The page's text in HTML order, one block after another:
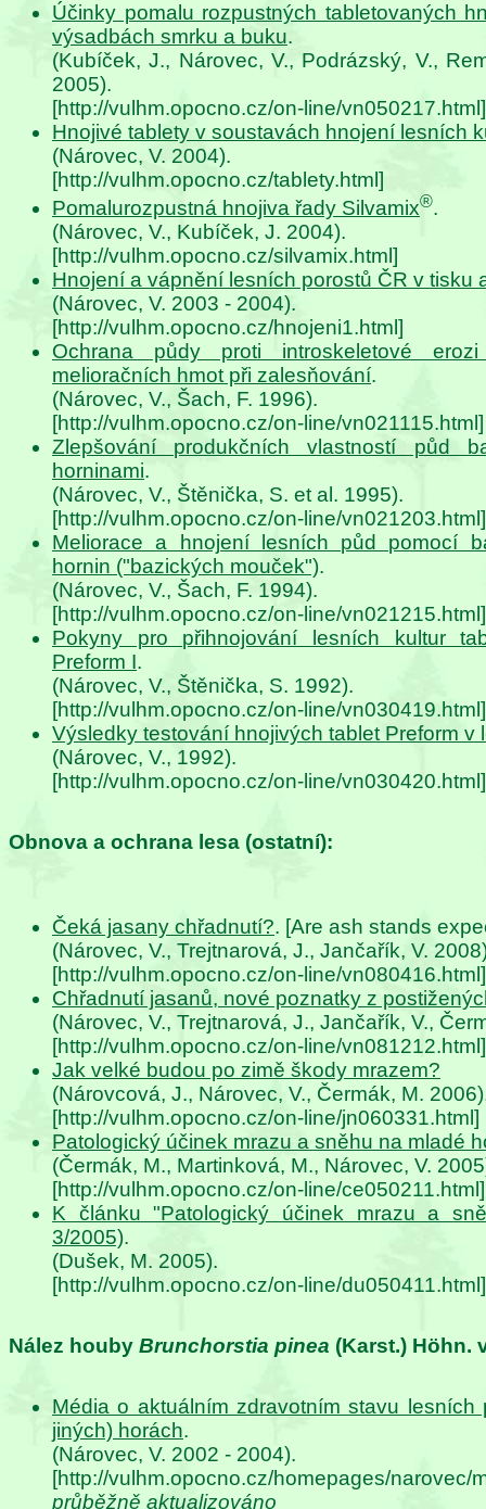
Účinky pomalu rozpustných tabletovaných
výsadbách smrku a buku.
(Kubíček, J., Nárovec, V., Podrázský, V.,
2005).
[http://vulhm.opocno.cz/on-line/vn050217.html]
Hnojivé tablety v soustavách hnojení lesních
(Nárovec, V. 2004).
[http://vulhm.opocno.cz/tablety.html]
Pomalurozpustná hnojiva řady Silvamix®.
(Nárovec, V., Kubíček, J. 2004).
[http://vulhm.opocno.cz/silvamix.html]
Hnojení a vápnění lesních porostů ČR v tisku
(Nárovec, V. 2003 - 2004).
[http://vulhm.opocno.cz/hnojeni1.html]
Ochrana půdy proti introskeletové
melioračních hmot při zalesňování.
(Nárovec, V., Šach, F. 1996).
[http://vulhm.opocno.cz/on-line/vn021115.html]
Zlepšování produkčních vlastností půd
horninami.
(Nárovec, V., Štěnička, S. et al. 1995).
[http://vulhm.opocno.cz/on-line/vn021203.html]
Meliorace a hnojení lesních půd pomocí
hornin ("bazických mouček").
(Nárovec, V., Šach, F. 1994).
[http://vulhm.opocno.cz/on-line/vn021215.html]
Pokyny pro přihnojování lesních kultur
Preform I.
(Nárovec, V., Štěnička, S. 1992).
[http://vulhm.opocno.cz/on-line/vn030419.html]
Výsledky testování hnojivých tablet Preform v
(Nárovec, V., 1992).
[http://vulhm.opocno.cz/on-line/vn030420.html]
Obnova a ochrana lesa (ostatní):
Čeká jasany chřadnutí?. [Are ash stands
(Nárovec, V., Trejtnarová, J., Jančařík, V.
[http://vulhm.opocno.cz/on-line/vn080416.html]
Chřadnutí jasanů, nové poznatky z
(Nárovec, V., Trejtnarová, J., Jančařík, V.,
[http://vulhm.opocno.cz/on-line/vn081212.html]
Jak velké budou po zimě škody mrazem?
(Nárovcová, J., Nárovec, V., Čermák, M.
[http://vulhm.opocno.cz/on-line/jn060331.html]
Patologický účinek mrazu a sněhu na mladé
(Čermák, M., Martinková, M., Nárovec, V.
[http://vulhm.opocno.cz/on-line/ce050211.html]
K článku "Patologický účinek mrazu a
3/2005).
(Dušek, M. 2005).
[http://vulhm.opocno.cz/on-line/du050411.html]
Nález houby Brunchorstia pinea (Karst.) Höhn.
Média o aktuálním zdravotním stavu lesních
jiných) horách.
(Nárovec, V. 2002 - 2004).
[http://vulhm.opocno.cz/homepages/narovec/
průběžně aktualizováno